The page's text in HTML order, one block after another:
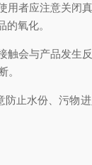
者应注意关闭
氧化。
会与产品发生
。
水份、污物进